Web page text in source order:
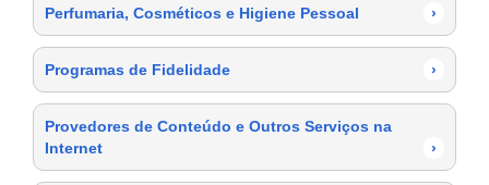
Perfumaria, Cosméticos e Higiene Pessoal ›
Programas de Fidelidade ›
Provedores de Conteúdo e Outros Serviços na
Internet
›